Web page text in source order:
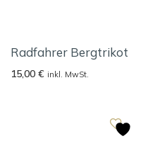
Radfahrer Bergtrikot
15,00 € inkl. MwSt.